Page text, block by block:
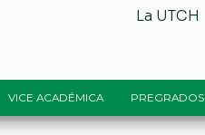
La UTCH
VICE ACADÉMICA PREGRADOS